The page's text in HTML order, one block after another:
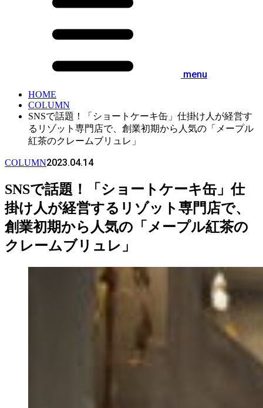
menu
HOME
COLUMN
SNSで話題！「ショートケーキ缶」仕掛け人が経営す
るリゾット専門店で、創業初期から人気の「メープル
紅茶のクレームブリュレ」
COLUMN2023.04.14
SNSで話題！「ショートケーキ缶」仕
掛け人が経営するリゾット専門店で、
創業初期から人気の「メープル紅茶の
クレームブリュレ」